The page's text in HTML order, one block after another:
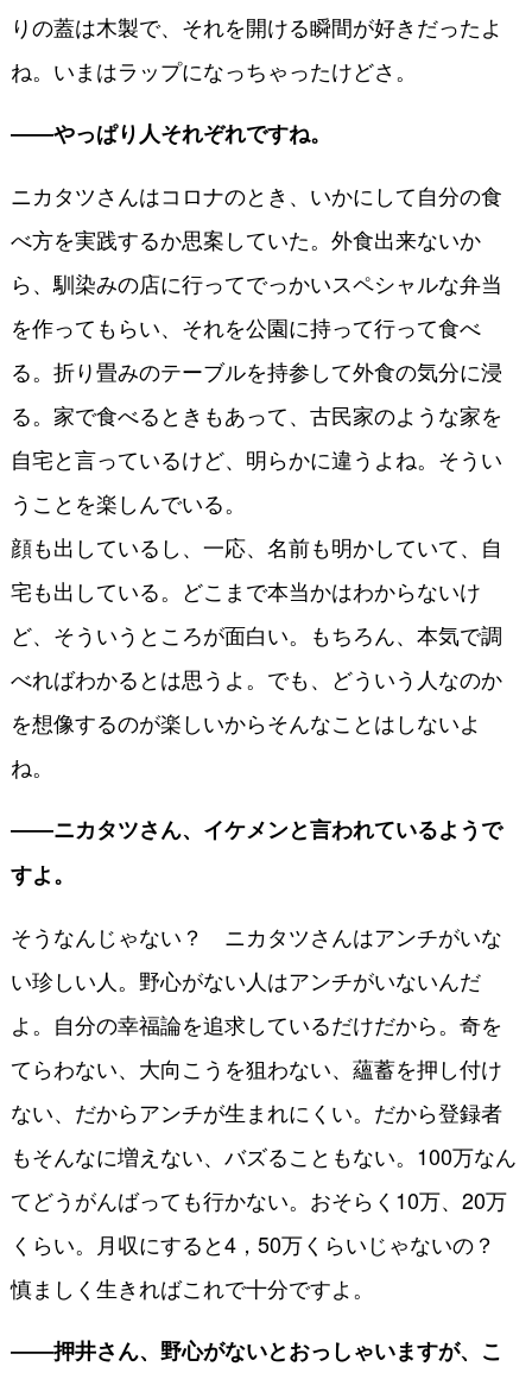
りの蓋は木製で、それを開ける瞬間が好きだったよ
ね。いまはラップになっちゃったけどさ。
――やっぱり人それぞれですね。
ニカタツさんはコロナのとき、いかにして自分の食
べ方を実践するか思案していた。外食出来ないか
ら、馴染みの店に行ってでっかいスペシャルな弁当
を作ってもらい、それを公園に持って行って食べ
る。折り畳みのテーブルを持参して外食の気分に浸
る。家で食べるときもあって、古民家のような家を
自宅と言っているけど、明らかに違うよね。そうい
うことを楽しんでいる。
顔も出しているし、一応、名前も明かしていて、自
宅も出している。どこまで本当かはわからないけ
ど、そういうところが面白い。もちろん、本気で調
べればわかるとは思うよ。でも、どういう人なのか
を想像するのが楽しいからそんなことはしないよ
ね。
――ニカタツさん、イケメンと言われているようで
すよ。
そうなんじゃない？ ニカタツさんはアンチがいな
い珍しい人。野心がない人はアンチがいないんだ
よ。自分の幸福論を追求しているだけだから。奇を
てらわない、大向こうを狙わない、蘊蓄を押し付け
ない、だからアンチが生まれにくい。だから登録者
もそんなに増えない、バズることもない。100万なん
てどうがんばっても行かない。おそらく10万、20万
くらい。月収にすると4，50万くらいじゃないの？
慎ましく生きればこれで十分ですよ。
――押井さん、野心がないとおっしゃいますが、こ